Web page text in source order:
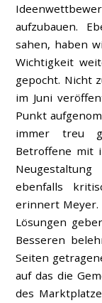
aufzubauen.
sahen, haben
Wichtigkeit
gepocht. Nicht
im Juni
Punkt
immer treu
Betroffene mit
ebenfalls
erinnert Meyer.
Lösungen
Besseren
Seiten
auf das die
des